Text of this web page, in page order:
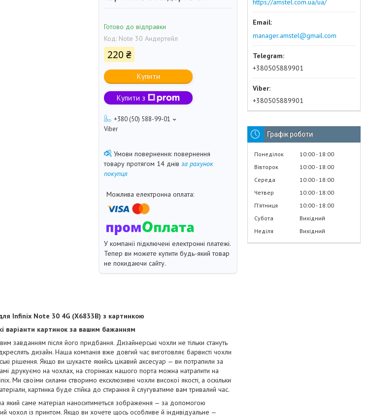
Готово до відправки
Код: Note 30 Андертейл
220 ₴
Купити
Купити з
+380 (50) 588-99-01
Viber
повернення
товару протягом 14 днів за рахунок
покупця
У компанії підключені електронні платежі.
Тепер ви можете купити будь-який товар
не покидаючи сайту.
Infinix Note 30 4G (X6833B) з картинкою
варіанти картинок за вашим бажанням
завданням після його придбання. Дизайнерські чохли не тільки стануть
дизайн. Наша компанія вже довгий час виготовляє барвисті чохли
рішення. Якщо ви шукаєте якийсь цікавий аксесуар — ви потрапили за
друкуємо на чохлах, на сторінках нашого порта можна натрапити на
Ми своїми силами створимо ексклюзивні чохли високої якості, а оскільки
картинка буде стійка до стирання й слугуватиме вам тривалий час.
який саме матеріал наноситиметься зображення — за допомогою
чохол із принтом. Якщо ви хочете щось особливе й індивідуальне —
https://amstel.com.ua/ua/
manager.amstel@gmail.com
+380505889901
+380505889901
Графік роботи
Понеділок 10:00 18:00
Вівторок
10:00 18:00
Середа
10:00 18:00
Четвер
10:00 18:00
Пʼятниця
10:00 18:00
Субота
Вихідний
Неділя
Вихідний